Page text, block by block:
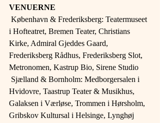
VENUERNE
i Hofteatret, Bremen Teater, Christians
Kirke, Admiral Gjeddes Gaard,
Frederiksberg Rådhus, Frederiksberg Slot,
Metronomen, Kastrup Bio, Sirene Studio
Hvidovre, Taastrup Teater & Musikhus,
Galaksen i Værløse, Trommen i Hørsholm,
Gribskov Kultursal i Helsinge, Lynghøj